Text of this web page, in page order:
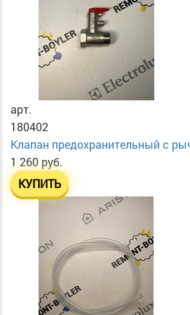
арт.
180402
Клапан предохранительный с
1 260 руб.
КУПИТЬ